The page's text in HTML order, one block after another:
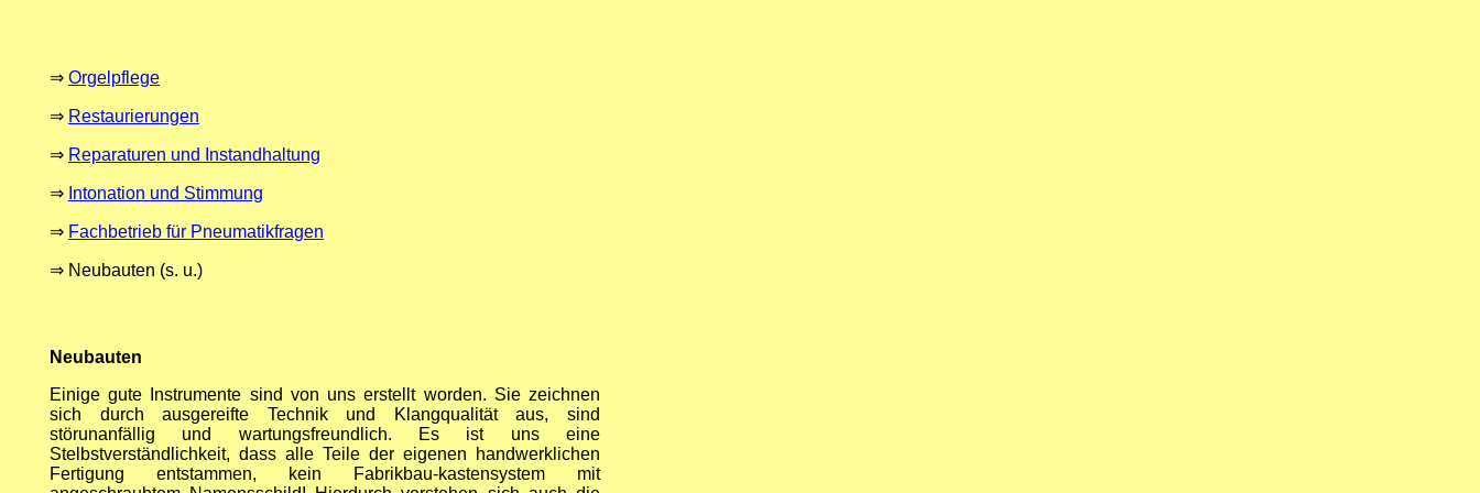
⇒ Orgelpflege
⇒ Restaurierungen
⇒ Reparaturen und Instandhaltung
⇒ Intonation und Stimmung
⇒ Fachbetrieb für Pneumatikfragen
⇒ Neubauten (s. u.)
Neubauten
Einige gute Instrumente sind von uns erstellt worden. Sie zeichnen
sich durch ausgereifte Technik und Klangqualität aus, sind
störunanfällig und wartungsfreundlich. Es ist uns eine
Stelbstverständlichkeit, dass alle Teile der eigenen handwerklichen
Fertigung entstammen, kein Fabrikbau-kastensystem mit